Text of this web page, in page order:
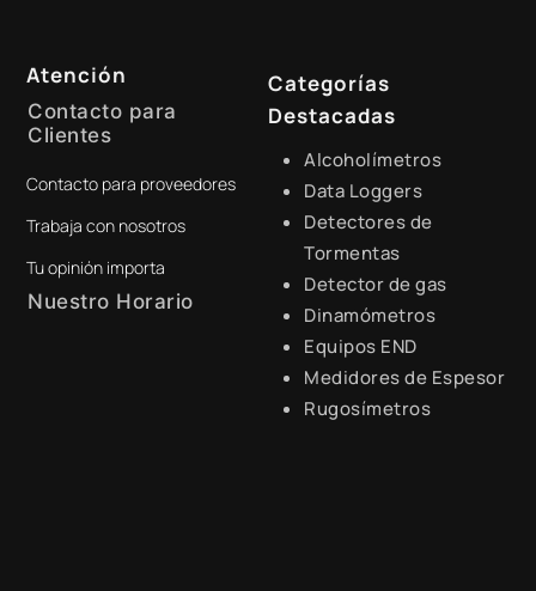
Atención
Contacto para
Clientes
+51 941 525 454
digital@zamtsu.com
Contacto para proveedores
Trabaja con nosotros
Tu opinión importa
Nuestro Horario
Categorías
Destacadas
Alcoholímetros
Data Loggers
Detectores de
Tormentas
Detector de gas
Dinamómetros
Equipos END
Medidores de Espesor
Rugosímetros